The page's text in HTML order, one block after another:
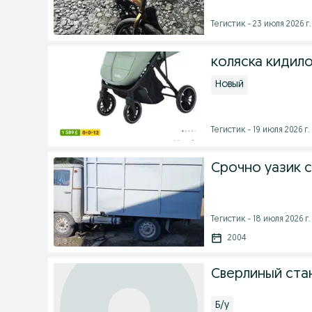
Тегистик - 23 июля 2026 г.
коляска
Новый
Тегистик - 19 июля 2026 г.
Срочно уазик
Тегистик - 18 июля 2026 г.
2004
Сверлиный
Б/у